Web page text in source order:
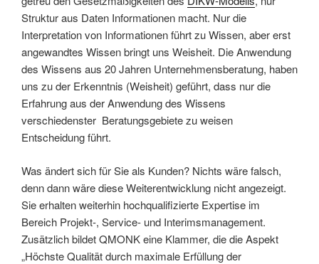
Struktur aus Daten Informationen macht. Nur die
Interpretation von Informationen führt zu Wissen, aber erst
angewandtes Wissen bringt uns Weisheit. Die Anwendung
des Wissens aus 20 Jahren Unternehmensberatung, haben
uns zu der Erkenntnis (Weisheit) geführt, dass nur die
Erfahrung aus der Anwendung des Wissens
verschiedenster Beratungsgebiete zu weisen
Entscheidung führt.
Was ändert sich für Sie als Kunden? Nichts wäre falsch,
denn dann wäre diese Weiterentwicklung nicht angezeigt.
Sie erhalten weiterhin hochqualifizierte Expertise im
Bereich Projekt-, Service- und Interimsmanagement.
Zusätzlich bildet QMONK eine Klammer, die die Aspekt
„Höchste Qualität durch maximale Erfüllung der